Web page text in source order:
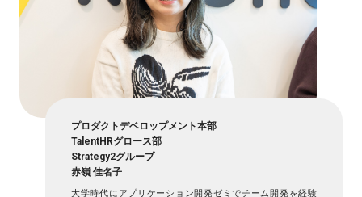
プロダクトデベロップメント本部
TalentHRグロース部
Strategy2グループ
赤嶺 佳名子
大学時代にアプリケーション開発ゼミでチーム開発を経験